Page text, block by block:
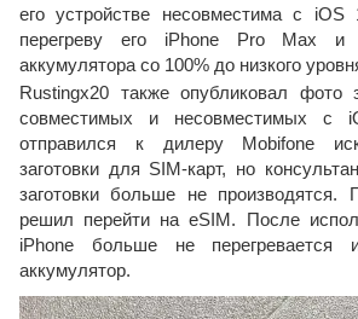
его устройстве несовместима с
перегреву его iPhone Pro Max и
аккумулятора со 100% до низкого
Rustingx20 также опубликовал фото
совместимых и несовместимых с
отправился к дилеру Mobifone
заготовки для SIM-карт, но
заготовки больше не производятся.
решил перейти на eSIM. После
iPhone больше не перегревается
аккумулятор.